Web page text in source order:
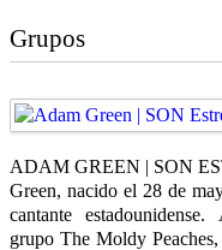
Grupos
ADAM GREEN | SON
Green, nacido el 28 de
cantante
grupo The Moldy